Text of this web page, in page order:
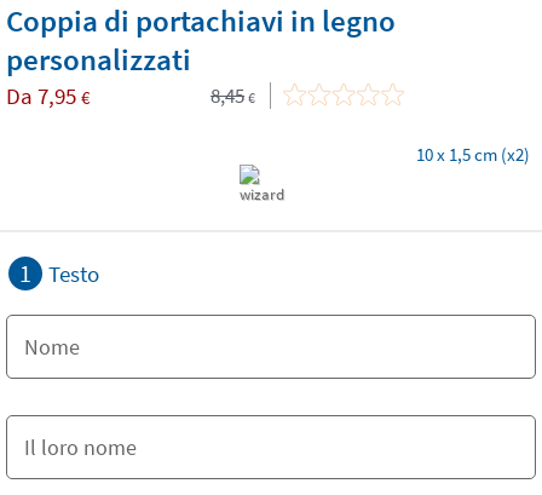
Coppia di portachiavi in legno
personalizzati
Da 7,95 € 8,45 €
10 x 1,5 cm (x2)
1 Testo